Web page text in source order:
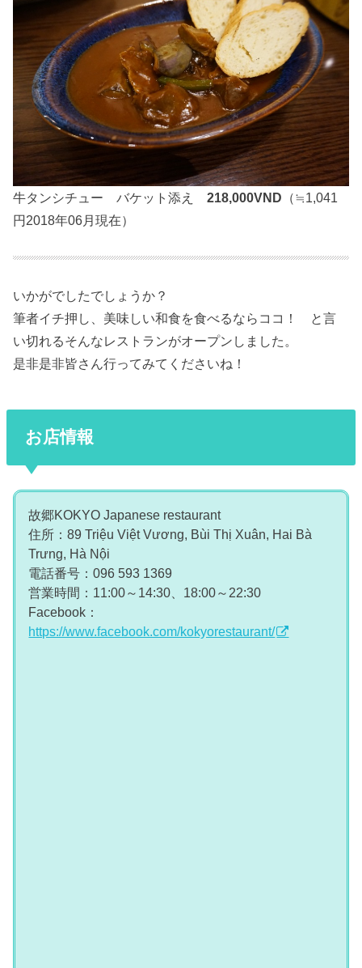
牛タンシチュー バケット添え218,000VND （≒1,041
円2018年06月現在）
いかがでしたでしょうか？
筆者イチ押し、美味しい和食を食べるならココ！ と言
い切れるそんなレストランがオープンしました。
是非是非皆さん行ってみてくださいね！
お店情報
故郷KOKYO Japanese restaurant
住所：89 Triệu Việt Vương, Bùi Thị Xuân, Hai Bà
Trưng, Hà Nội
電話番号：096 593 1369
営業時間：11:00～14:30、18:00～22:30
Facebook：
https://www.facebook.com/kokyorestaurant/